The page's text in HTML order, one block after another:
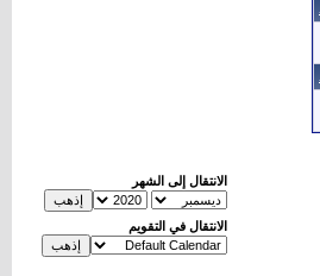
الانتقال إلى الشهر
الانتقال في التقويم